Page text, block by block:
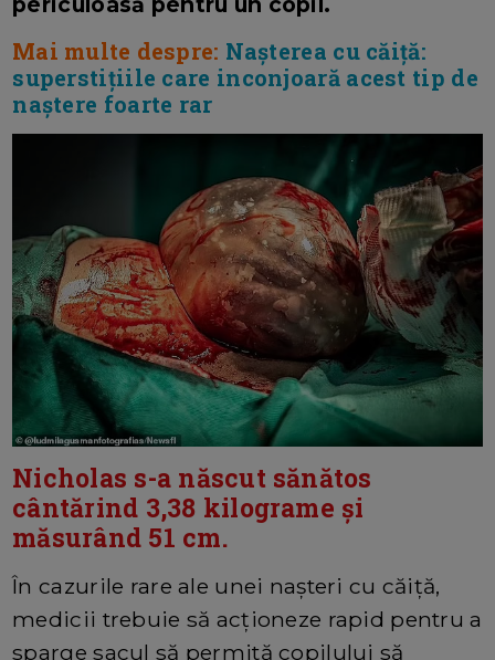
Mai multe despre: Nașterea cu căiță:
superstițiile care inconjoară acest tip de
naștere foarte rar
Nicholas s-a născut sănătos
cântărind 3,38 kilograme și
măsurând 51 cm.
În cazurile rare ale unei nașteri cu căiță,
medicii trebuie să acționeze rapid pentru a
sparge sacul să permită copilului să